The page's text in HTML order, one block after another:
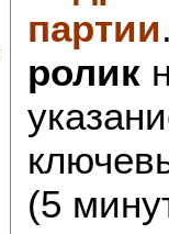
партии
ролик
(5